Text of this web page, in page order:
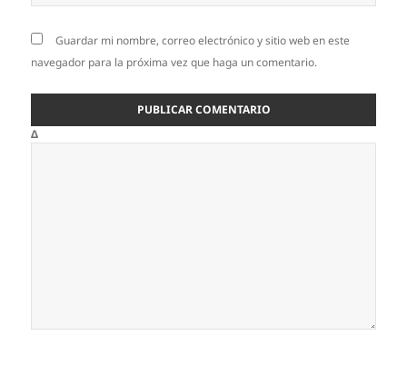
Guardar mi nombre, correo electrónico y sitio web en este
navegador para la próxima vez que haga un comentario.
Δ